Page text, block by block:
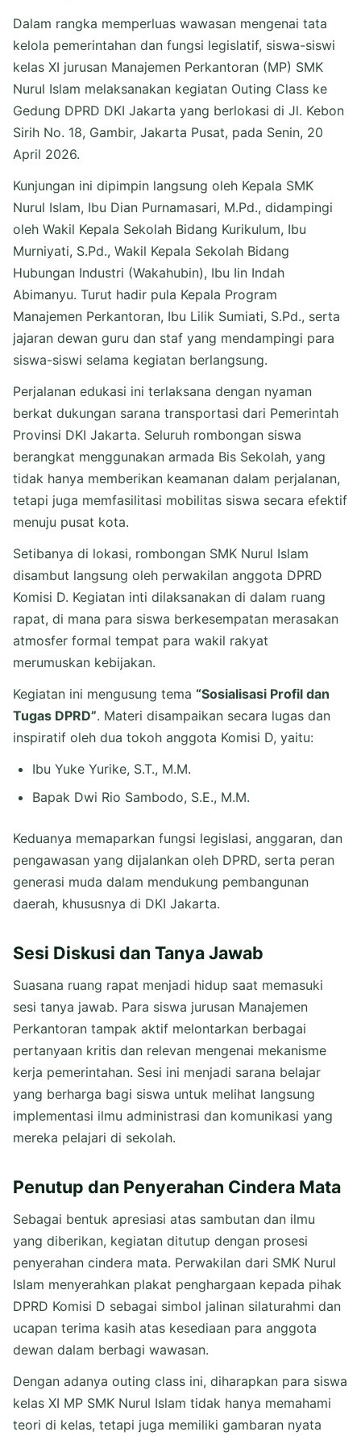
Dalam rangka memperluas wawasan mengenai tata
kelola pemerintahan dan fungsi legislatif, siswa-siswi
kelas XI jurusan Manajemen Perkantoran (MP) SMK
Nurul Islam melaksanakan kegiatan Outing Class ke
Gedung DPRD DKI Jakarta yang berlokasi di Jl. Kebon
Sirih No. 18, Gambir, Jakarta Pusat, pada Senin, 20
April 2026.
Kunjungan ini dipimpin langsung oleh Kepala SMK
Nurul Islam, Ibu Dian Purnamasari, M.Pd., didampingi
oleh Wakil Kepala Sekolah Bidang Kurikulum, Ibu
Murniyati, S.Pd., Wakil Kepala Sekolah Bidang
Hubungan Industri (Wakahubin), Ibu Iin Indah
Abimanyu. Turut hadir pula Kepala Program
Manajemen Perkantoran, Ibu Lilik Sumiati, S.Pd., serta
jajaran dewan guru dan staf yang mendampingi para
siswa-siswi selama kegiatan berlangsung.
Perjalanan edukasi ini terlaksana dengan nyaman
berkat dukungan sarana transportasi dari Pemerintah
Provinsi DKI Jakarta. Seluruh rombongan siswa
berangkat menggunakan armada Bis Sekolah, yang
tidak hanya memberikan keamanan dalam perjalanan,
tetapi juga memfasilitasi mobilitas siswa secara efektif
menuju pusat kota.
Setibanya di lokasi, rombongan SMK Nurul Islam
disambut langsung oleh perwakilan anggota DPRD
Komisi D. Kegiatan inti dilaksanakan di dalam ruang
rapat, di mana para siswa berkesempatan merasakan
atmosfer formal tempat para wakil rakyat
merumuskan kebijakan.
Kegiatan ini mengusung tema “Sosialisasi Profil dan
Tugas DPRD”. Materi disampaikan secara lugas dan
inspiratif oleh dua tokoh anggota Komisi D, yaitu:
Ibu Yuke Yurike, S.T., M.M.
Bapak Dwi Rio Sambodo, S.E., M.M.
Keduanya memaparkan fungsi legislasi, anggaran, dan
pengawasan yang dijalankan oleh DPRD, serta peran
generasi muda dalam mendukung pembangunan
daerah, khususnya di DKI Jakarta.
Sesi Diskusi dan Tanya Jawab
Suasana ruang rapat menjadi hidup saat memasuki
sesi tanya jawab. Para siswa jurusan Manajemen
Perkantoran tampak aktif melontarkan berbagai
pertanyaan kritis dan relevan mengenai mekanisme
kerja pemerintahan. Sesi ini menjadi sarana belajar
yang berharga bagi siswa untuk melihat langsung
implementasi ilmu administrasi dan komunikasi yang
mereka pelajari di sekolah.
Penutup dan Penyerahan Cindera Mata
Sebagai bentuk apresiasi atas sambutan dan ilmu
yang diberikan, kegiatan ditutup dengan prosesi
penyerahan cindera mata. Perwakilan dari SMK Nurul
Islam menyerahkan plakat penghargaan kepada pihak
DPRD Komisi D sebagai simbol jalinan silaturahmi dan
ucapan terima kasih atas kesediaan para anggota
dewan dalam berbagi wawasan.
Dengan adanya outing class ini, diharapkan para siswa
kelas XI MP SMK Nurul Islam tidak hanya memahami
teori di kelas, tetapi juga memiliki gambaran nyata